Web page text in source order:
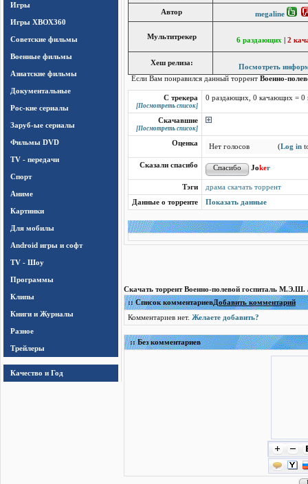
Игры
Игры ХВОХ360
Cоветские фильмы
Военные фильмы
Азиатские фильмы
Документальные
Рос-кие сериалы
Заруб-ые сериалы
Фильмы DVD
TV - передачи
Спорт
Аниме
Картинки
Для мобилы
Android игры и софт
TV - Шоу
Программы
Клипы
Книги и Журналы
Разное
Трейлеры
Качество и Год
Автор megaline
Мультитрекер 6 раздающих 2
Хеш релиза:
Посмотреть
Если Вам понравился данный торрент Военно-
С трекера
[Посмотреть список]
0 раздающих, 0 качающих = 0
Скачавшие
[Посмотреть список]
Оценка Нет голосов (Log in
Сказали спасибо Joker
Тэги
драма скачать торрент
Данные о торренте
Показать данные
Скачать торрент Военно-полевой госпиталь
:: Список комментариевДобавить комментарий
Комментариев нет. Желаете добавить?
:: Без комментариев